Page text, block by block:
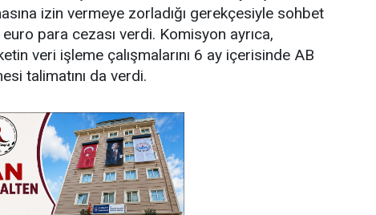
izin vermeye zorladığı gerekçesiyle sohbet
para cezası verdi. Komisyon ayrıca,
veri işleme çalışmalarını 6 ay içerisinde AB
talimatını da verdi.